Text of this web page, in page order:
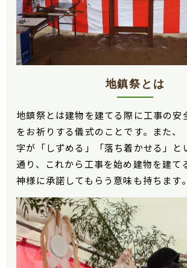
地鎮祭とは
地鎮祭とは建物を建てる際に工事の安
をお祈りする儀式のことです。また、
字が「しずめる」「落ち着かせる」と
通り、これから工事を始め建物を建て
神様に承諾してもらう意味も持ちます。